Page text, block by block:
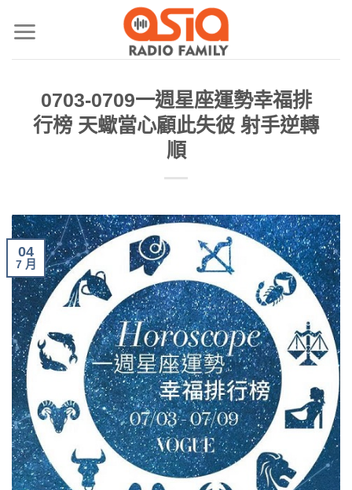
0703-0709一週星座運勢幸福排
行榜 天蠍當心顧此失彼 射手逆轉
順
04
7 月